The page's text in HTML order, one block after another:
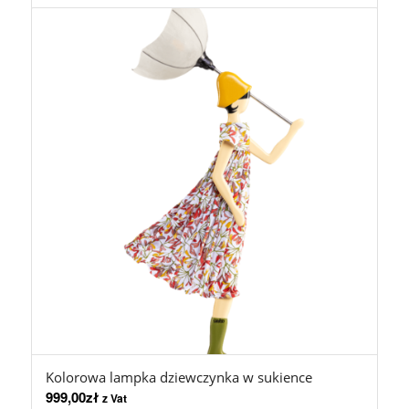
Kolorowa lampka dziewczynka w sukience
999,00zł z Vat